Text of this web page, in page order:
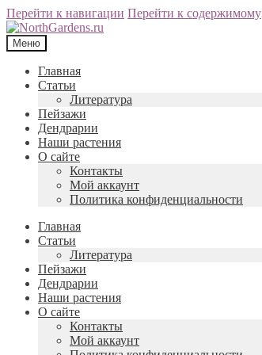
Перейти к навигации Перейти к содержимому
Меню
Главная
Статьи
Литература
Пейзажи
Дендрарии
Наши растения
О сайте
Контакты
Мой аккаунт
Политика конфиденциальности
Главная
Статьи
Литература
Пейзажи
Дендрарии
Наши растения
О сайте
Контакты
Мой аккаунт